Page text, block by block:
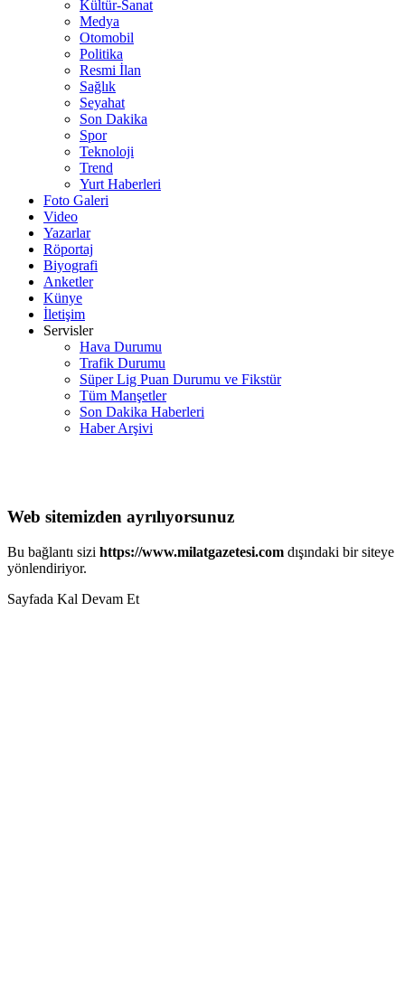
Kültür-Sanat
Medya
Otomobil
Politika
Resmi İlan
Sağlık
Seyahat
Son Dakika
Spor
Teknoloji
Trend
Yurt Haberleri
Foto Galeri
Video
Yazarlar
Röportaj
Biyografi
Anketler
Künye
İletişim
Servisler
Hava Durumu
Trafik Durumu
Süper Lig Puan Durumu ve Fikstür
Tüm Manşetler
Son Dakika Haberleri
Haber Arşivi
Web sitemizden ayrılıyorsunuz
Bu bağlantı sizi https://www.milatgazetesi.com dışındaki bir siteye
yönlendiriyor.
Sayfada Kal Devam Et